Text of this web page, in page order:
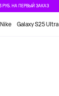
РУБ. НА ПЕРВЫЙ ЗАКАЗ
Nike Galaxy S25 Ultra